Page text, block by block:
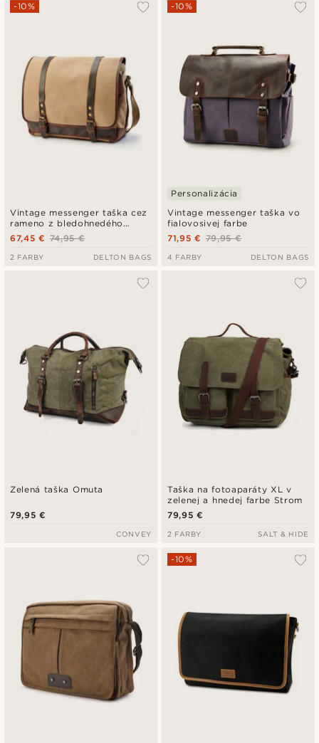
Vintage messenger taška cez
rameno z bledohnedého
plátna a kože
-10%
74,95 €
67,45 €
2 FARBY DELTON BAGS
Vintage messenger taška vo
fialovosivej farbe
-10%
Personalizácia
79,95 €
71,95 €
4 FARBY DELTON BAGS
Zelená taška Omuta
79,95 €
CONVEY
Taška na fotoaparáty XL v
zelenej a hnedej farbe Strom
79,95 €
2 FARBY SALT & HIDE
-10%